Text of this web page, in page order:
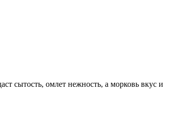
сытость, омлет нежность, а морковь вкус и